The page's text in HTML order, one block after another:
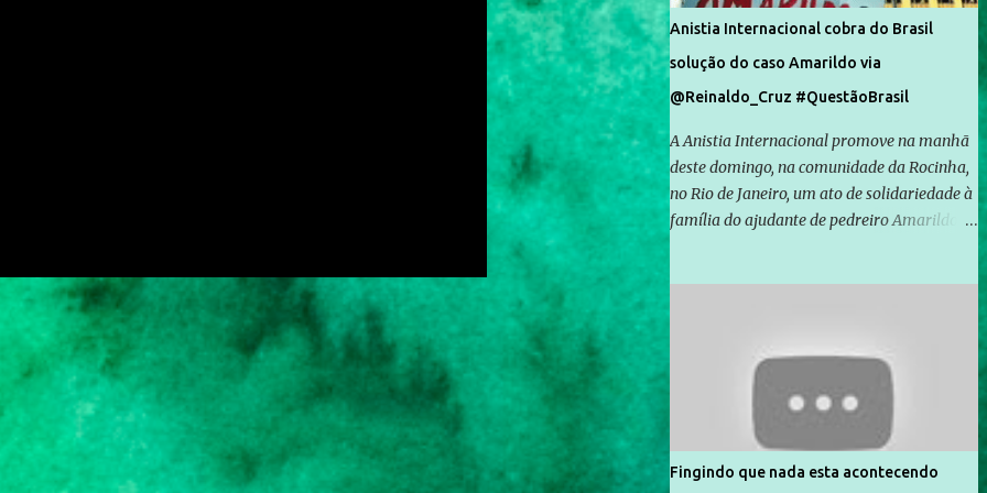
Anistia Internacional cobra do Brasil
solução do caso Amarildo via
@Reinaldo_Cruz #QuestãoBrasil
A Anistia Internacional promove na manhã
deste domingo, na comunidade da Rocinha,
no Rio de Janeiro, um ato de solidariedade à
família do ajudante de pedreiro Amarildo de
Rocinha. A assessora de Direitos Humanos
da Anistia Internacional, Renata Neder, disse
à Agência Brasil que ações e atividades de
mobilização são feitas normalmente pela
organização não governamental. As ações
de solidariedade são promovidas em apoio
Fingindo que nada esta acontecendo